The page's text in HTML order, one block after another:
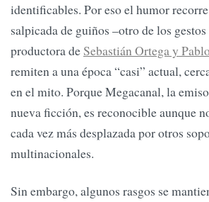
identificables. Por eso el humor recorre
salpicada de guiños –otro de los
productora de Sebastián Ortega y
remiten a una época “casi” actual,
en el mito. Porque Megacanal, la
nueva ficción, es reconocible aunque
cada vez más desplazada por otros
multinacionales.
Sin embargo, algunos rasgos se